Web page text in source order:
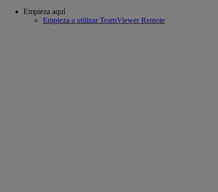
Empieza aquí
Empieza a utilizar TeamViewer Remote